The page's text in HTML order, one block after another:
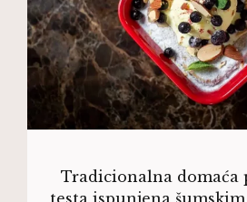
Tradicionalna domaća
testa ispunjena